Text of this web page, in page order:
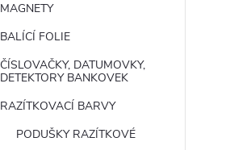
MAGNETY
BALÍCÍ FOLIE
ČÍSLOVAČKY, DATUMOVKY,
DETEKTORY BANKOVEK
RAZÍTKOVACÍ BARVY
PODUŠKY RAZÍTKOVÉ